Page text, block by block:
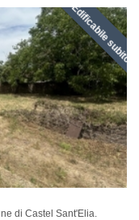
Edificabile subito
IN
di Castel Sant'Elia.